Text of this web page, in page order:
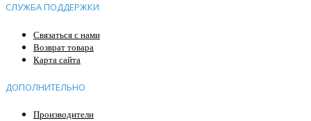
СЛУЖБА ПОДДЕРЖКИ
Связаться с нами
Возврат товара
Карта сайта
ДОПОЛНИТЕЛЬНО
Производители